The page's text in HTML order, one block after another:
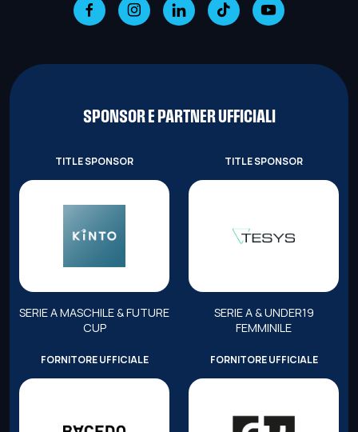
SPONSOR E PARTNER UFFICIALI
TITLE SPONSOR
SERIE A MASCHILE & FUTURE
CUP
TITLE SPONSOR
SERIE A & UNDER19
FEMMINILE
FORNITORE UFFICIALE FORNITORE UFFICIALE